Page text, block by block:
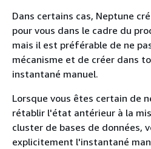
Dans certains cas, Neptune
pour vous dans le cadre du
mais il est préférable de ne
mécanisme et de créer dans
instantané manuel.
Lorsque vous êtes certain de
rétablir l'état antérieur à la
cluster de bases de données,
explicitement l'instantané